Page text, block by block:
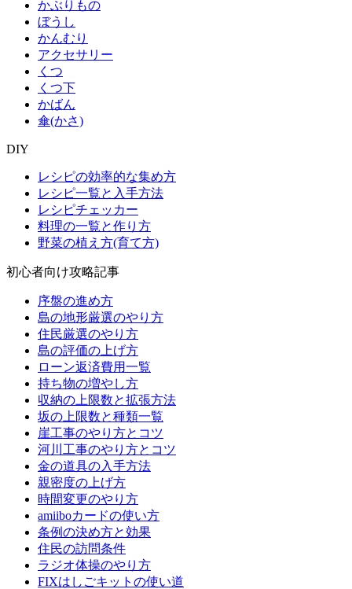
かぶりもの
ぼうし
かんむり
アクセサリー
くつ
くつ下
かばん
傘(かさ)
DIY
レシピの効率的な集め方
レシピ一覧と入手方法
レシピチェッカー
料理の一覧と作り方
野菜の植え方(育て方)
初心者向け攻略記事
序盤の進め方
島の地形厳選のやり方
住民厳選のやり方
島の評価の上げ方
ローン返済費用一覧
持ち物の増やし方
収納の上限数と拡張方法
坂の上限数と種類一覧
崖工事のやり方とコツ
河川工事のやり方とコツ
金の道具の入手方法
親密度の上げ方
時間変更のやり方
amiiboカードの使い方
条例の決め方と効果
住民の訪問条件
ラジオ体操のやり方
FIXはしごキットの使い道